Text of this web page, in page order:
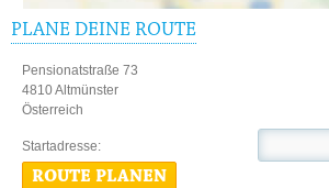
PLANE DEINE ROUTE
Pensionatstraße 73
4810 Altmünster
Österreich
Startadresse:
ROUTE PLANEN